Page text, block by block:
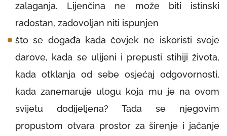
zalaganja. Lijenčina ne može biti istinski
radostan, zadovoljan niti ispunjen
što se događa kada čovjek ne iskoristi svoje
darove, kada se ulijeni i prepusti stihiji života,
kada otklanja od sebe osjećaj odgovornosti,
kada zanemaruje ulogu koja mu je na ovom
svijetu dodijeljena? Tada se njegovim
propustom otvara prostor za širenje i jačanje